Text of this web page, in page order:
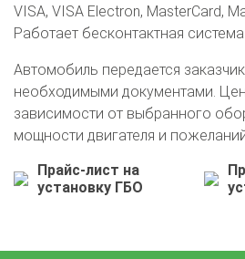
О автосервисе
Установка ГБО за 6
VISA, VISA Electron, MasterCard,
Работает бесконтактная
Автомобиль передается
необходимыми документами.
зависимости от выбранного
мощности двигателя и
Прайс-лист на
установку ГБО